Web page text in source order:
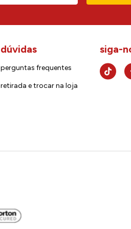
dúvidas
perguntas frequentes
retirada e trocar na loja
siga-